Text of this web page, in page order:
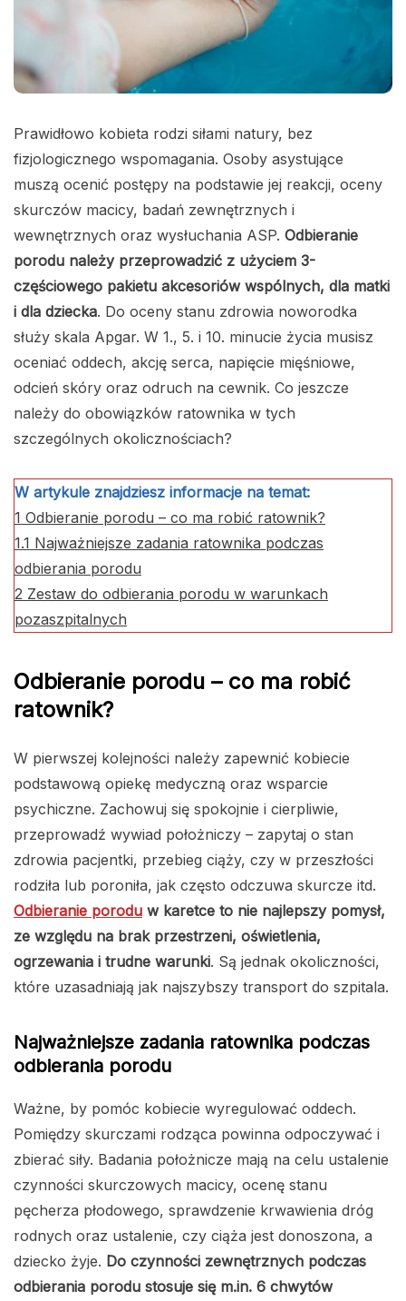
Prawidłowo kobieta rodzi siłami natury, bez
fizjologicznego wspomagania. Osoby asystujące
muszą ocenić postępy na podstawie jej reakcji, oceny
skurczów macicy, badań zewnętrznych i
wewnętrznych oraz wysłuchania ASP. Odbieranie
porodu należy przeprowadzić z użyciem 3-
częściowego pakietu akcesoriów wspólnych, dla matki
i dla dziecka. Do oceny stanu zdrowia noworodka
służy skala Apgar. W 1., 5. i 10. minucie życia musisz
oceniać oddech, akcję serca, napięcie mięśniowe,
odcień skóry oraz odruch na cewnik. Co jeszcze
należy do obowiązków ratownika w tych
szczególnych okolicznościach?
W artykule znajdziesz informacje na temat:
1 Odbieranie porodu – co ma robić ratownik?
1.1 Najważniejsze zadania ratownika podczas
odbierania porodu
2 Zestaw do odbierania porodu w warunkach
pozaszpitalnych
Odbieranie porodu – co ma robić
ratownik?
W pierwszej kolejności należy zapewnić kobiecie
podstawową opiekę medyczną oraz wsparcie
psychiczne. Zachowuj się spokojnie i cierpliwie,
przeprowadź wywiad położniczy – zapytaj o stan
zdrowia pacjentki, przebieg ciąży, czy w przeszłości
rodziła lub poroniła, jak często odczuwa skurcze itd.
Odbieranie porodu w karetce to nie najlepszy pomysł,
ze względu na brak przestrzeni, oświetlenia,
ogrzewania i trudne warunki. Są jednak okoliczności,
które uzasadniają jak najszybszy transport do szpitala.
Najważniejsze zadania ratownika podczas
odbierania porodu
Ważne, by pomóc kobiecie wyregulować oddech.
Pomiędzy skurczami rodząca powinna odpoczywać i
zbierać siły. Badania położnicze mają na celu ustalenie
czynności skurczowych macicy, ocenę stanu
pęcherza płodowego, sprawdzenie krwawienia dróg
rodnych oraz ustalenie, czy ciąża jest donoszona, a
dziecko żyje. Do czynności zewnętrznych podczas
odbierania porodu stosuje się m.in. 6 chwytów